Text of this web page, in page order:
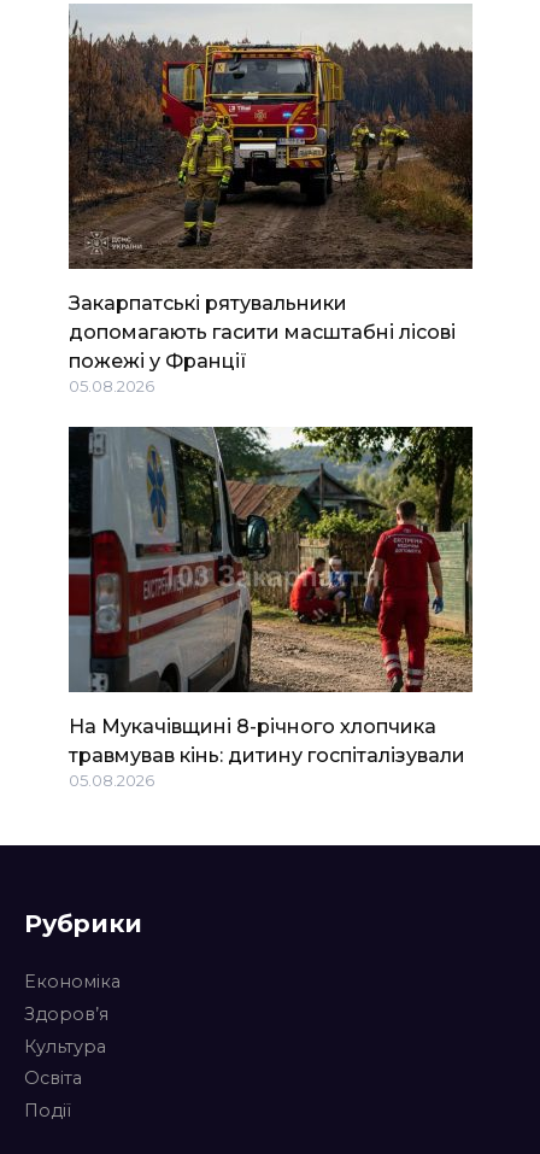
Закарпатські рятувальники
допомагають гасити масштабні лісові
пожежі у Франції
05.08.2026
На Мукачівщині 8-річного хлопчика
травмував кінь: дитину госпіталізували
05.08.2026
Рубрики
Економіка
Здоров’я
Культура
Освіта
Події